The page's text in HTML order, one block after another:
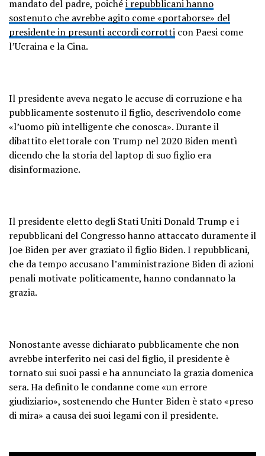
mandato del padre, poichéi repubblicani hanno
sostenuto che avrebbe agito come «portaborse» del
presidente in presunti accordi corrotti con Paesi come
l’Ucraina e la Cina.
Il presidente aveva negato le accuse di corruzione e ha
pubblicamente sostenuto il figlio, descrivendolo come
«l’uomo più intelligente che conosca». Durante il
dibattito elettorale con Trump nel 2020 Biden mentì
dicendo che la storia del laptop di suo figlio era
disinformazione.
Il presidente eletto degli Stati Uniti Donald Trump e i
repubblicani del Congresso hanno attaccato duramente il
Joe Biden per aver graziato il figlio Biden. I repubblicani,
che da tempo accusano l’amministrazione Biden di azioni
penali motivate politicamente, hanno condannato la
grazia.
Nonostante avesse dichiarato pubblicamente che non
avrebbe interferito nei casi del figlio, il presidente è
tornato sui suoi passi e ha annunciato la grazia domenica
sera. Ha definito le condanne come «un errore
giudiziario», sostenendo che Hunter Biden è stato «preso
di mira» a causa dei suoi legami con il presidente.